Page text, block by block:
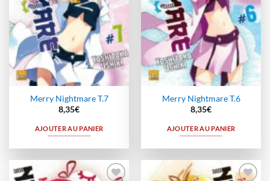
Merry Nightmare T.7
8,35€
AJOUTER AU PANIER
Merry Nightmare T.6
8,35€
AJOUTER AU PANIER